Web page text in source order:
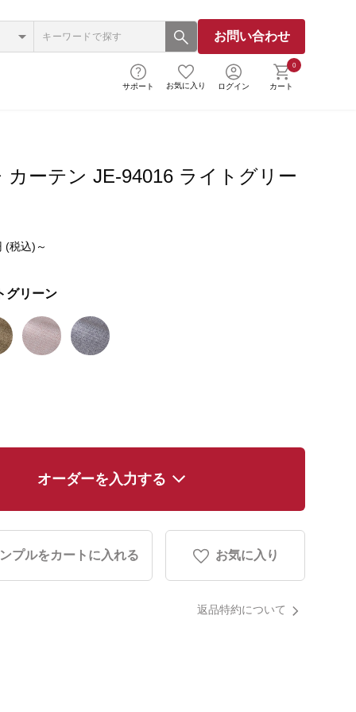
お問い合わせ
サポート お気に入り ログイン
0
カート
カーテン JE-94016 ライトグリー
(税込)～
グリーン
オーダーを入力する
プルをカートに入れる お気に入り
返品特約について